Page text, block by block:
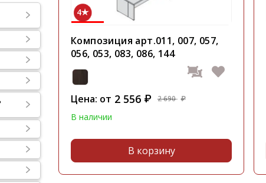
4
Композиция арт.011, 007, 057,
056, 053, 083, 086, 144
Цена: от 2 556 ₽ 2 690 ₽
В наличии
В корзину